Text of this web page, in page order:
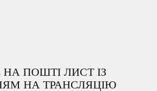
НА ПОШТІ ЛИСТ ІЗ
НА ТРАНСЛЯЦІЮ